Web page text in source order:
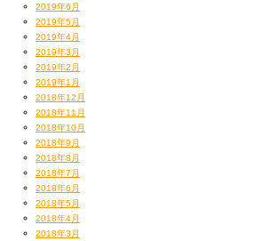
2019年6月
2019年5月
2019年4月
2019年3月
2019年2月
2019年1月
2018年12月
2018年11月
2018年10月
2018年9月
2018年8月
2018年7月
2018年6月
2018年5月
2018年4月
2018年3月